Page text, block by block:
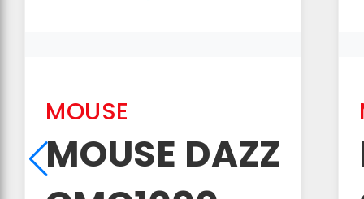
MOUSE
MOUSE DAZZ